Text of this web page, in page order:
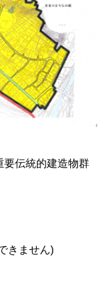
要伝統的建造物群
きません)